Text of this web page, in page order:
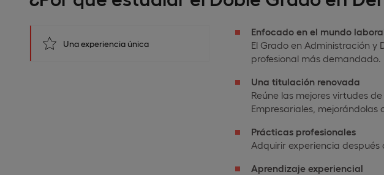
Una experiencia única
Enfocado en el mundo
El Grado en Administración
profesional más demandado.
Una titulación renovada
Reúne las mejores virtudes
Empresariales,
Prácticas profesionales
Adquirir experiencia
Aprendizaje experiencial